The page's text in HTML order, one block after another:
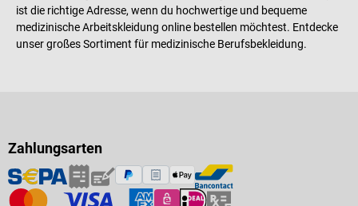
ist die richtige Adresse, wenn du hochwertige und bequeme
medizinische Arbeitskleidung online bestellen möchtest. Entdecke
unser großes Sortiment für medizinische Berufsbekleidung.
Zahlungsarten